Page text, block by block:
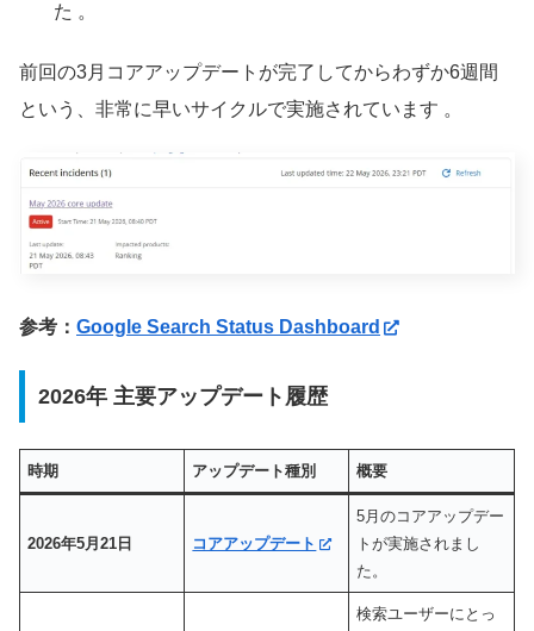
た 。
前回の3月コアアップデートが完了してからわずか6週間
という、非常に早いサイクルで実施されています 。
参考： Google Search Status Dashboard
2026年 主要アップデート履歴
時期 アップデート種別 概要
2026年5月21日 コアアップデート
5月のコアアップデー
トが実施されまし
た。
検索ユーザーにとっ